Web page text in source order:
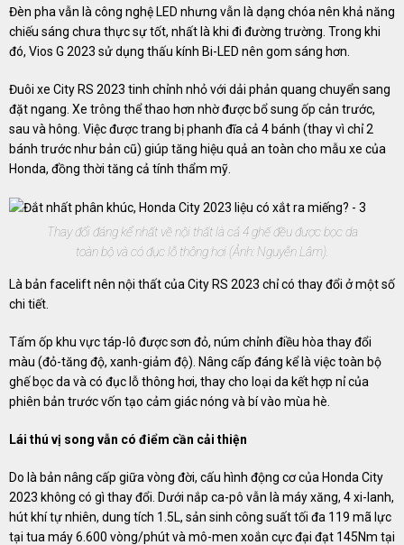
Đèn pha vẫn là công nghệ LED nhưng vẫn là dạng chóa nên khả năng
chiếu sáng chưa thực sự tốt, nhất là khi đi đường trường. Trong khi
đó, Vios G 2023 sử dụng thấu kính Bi-LED nên gom sáng hơn.
Đuôi xe City RS 2023 tinh chỉnh nhỏ với dải phản quang chuyển sang
đặt ngang. Xe trông thể thao hơn nhờ được bổ sung ốp cản trước,
sau và hông. Việc được trang bị phanh đĩa cả 4 bánh (thay vì chỉ 2
bánh trước như bản cũ) giúp tăng hiệu quả an toàn cho mẫu xe của
Honda, đồng thời tăng cả tính thẩm mỹ.
Thay đổi đáng kể nhất về nội thất là cả 4 ghế đều được bọc da
toàn bộ và có đục lỗ thông hơi (Ảnh: Nguyễn Lâm).
Là bản facelift nên nội thất của City RS 2023 chỉ có thay đổi ở một số
chi tiết.
Tấm ốp khu vực táp-lô được sơn đỏ, núm chỉnh điều hòa thay đổi
màu (đỏ-tăng độ, xanh-giảm độ). Nâng cấp đáng kể là việc toàn bộ
ghế bọc da và có đục lỗ thông hơi, thay cho loại da kết hợp nỉ của
phiên bản trước vốn tạo cảm giác nóng và bí vào mùa hè.
Lái thú vị song vẫn có điểm cần cải thiện
Do là bản nâng cấp giữa vòng đời, cấu hình động cơ của Honda City
2023 không có gì thay đổi. Dưới nắp ca-pô vẫn là máy xăng, 4 xi-lanh,
hút khí tự nhiên, dung tích 1.5L, sản sinh công suất tối đa 119 mã lực
tại tua máy 6.600 vòng/phút và mô-men xoắn cực đại đạt 145Nm tại